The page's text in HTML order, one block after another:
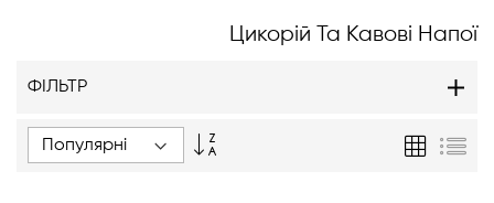
Цикорій Та Кавові Напої
ФІЛЬТР
у
Таблиця